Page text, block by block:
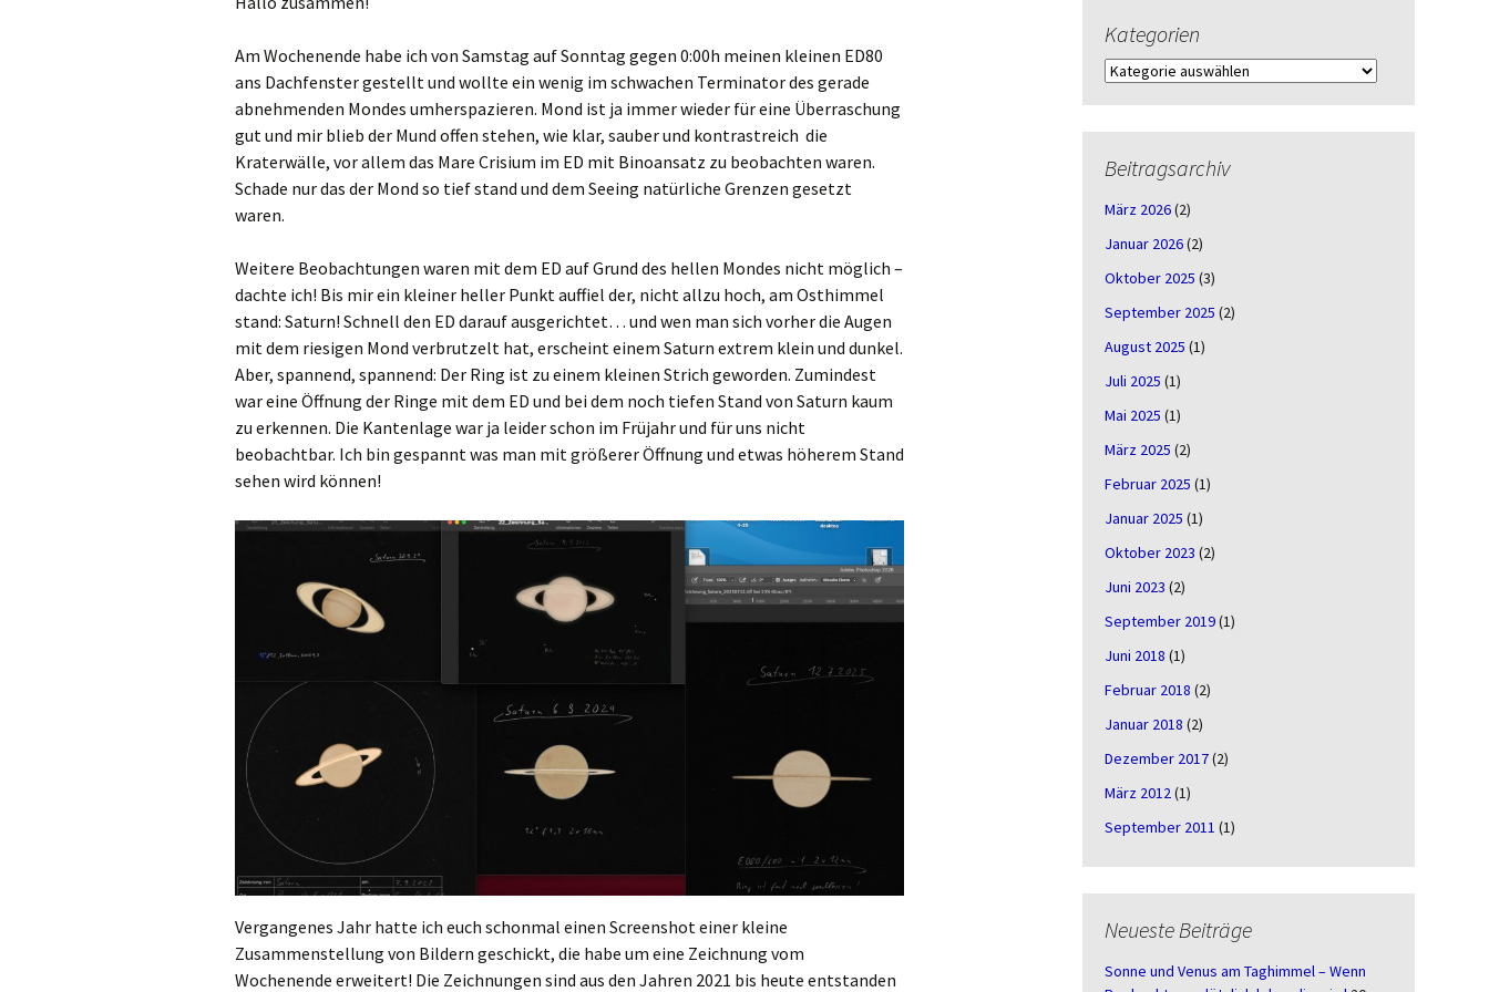
Am Wochenende habe ich von Samstag auf Sonntag gegen 0:00h meinen kleinen ED80
ans Dachfenster gestellt und wollte ein wenig im schwachen Terminator des gerade
abnehmenden Mondes umherspazieren. Mond ist ja immer wieder für eine Überraschung
gut und mir blieb der Mund offen stehen, wie klar, sauber und kontrastreich die
Kraterwälle, vor allem das Mare Crisium im ED mit Binoansatz zu beobachten waren.
Schade nur das der Mond so tief stand und dem Seeing natürliche Grenzen gesetzt
waren.
Weitere Beobachtungen waren mit dem ED auf Grund des hellen Mondes nicht möglich –
dachte ich! Bis mir ein kleiner heller Punkt auffiel der, nicht allzu hoch, am Osthimmel
stand: Saturn! Schnell den ED darauf ausgerichtet… und wen man sich vorher die Augen
mit dem riesigen Mond verbrutzelt hat, erscheint einem Saturn extrem klein und dunkel.
Aber, spannend, spannend: Der Ring ist zu einem kleinen Strich geworden. Zumindest
war eine Öffnung der Ringe mit dem ED und bei dem noch tiefen Stand von Saturn kaum
zu erkennen. Die Kantenlage war ja leider schon im Früjahr und für uns nicht
beobachtbar. Ich bin gespannt was man mit größerer Öffnung und etwas höherem Stand
sehen wird können!
Vergangenes Jahr hatte ich euch schonmal einen Screenshot einer kleine
Zusammenstellung von Bildern geschickt, die habe um eine Zeichnung vom
Wochenende erweitert! Die Zeichnungen sind aus den Jahren 2021 bis heute entstanden
Kategorien
Kategorien
Beitragsarchiv
März 2026(2)
Januar 2026(2)
Oktober 2025 (3)
September 2025 (2)
August 2025 (1)
Juli 2025 (1)
Mai 2025 (1)
März 2025 (2)
Februar 2025 (1)
Januar 2025 (1)
Oktober 2023 (2)
Juni 2023 (2)
September 2019(1)
Juni 2018 (1)
Februar 2018 (2)
Januar 2018 (2)
Dezember 2017(2)
März 2012(1)
September 2011 (1)
Neueste Beiträge
Sonne und Venus am Taghimmel – Wenn